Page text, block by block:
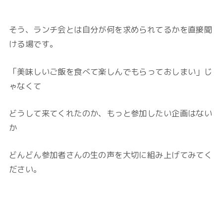
そう、ランチ会とは自分が何を求められてるかを直接聞
ける場です。
「美味しいご飯を食べて楽しんでもらっておしまい」じ
ゃなくて
どうして来てくれたのか、もっと参加したい企画はない
か
どんどん参加者さんの生の声を大切に組み上げてみてく
ださい。